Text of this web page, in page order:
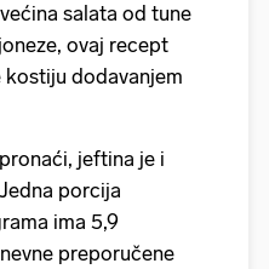
salata od tune
ovaj recept
kostiju dodavanjem
jeftina je i
porcija
ima 5,9
preporučene